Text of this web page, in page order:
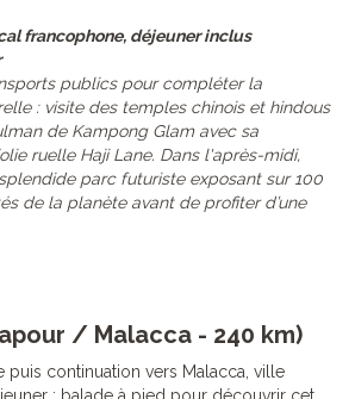
francophone, déjeuner inclus
publics pour compléter la
: visite des temples chinois et hindous
de Kampong Glam avec sa
ruelle Haji Lane. Dans l'après-midi,
parc futuriste exposant sur 100
de la planète avant de profiter d’une
/ Malacca - 240 km)
puis continuation vers Malacca, ville